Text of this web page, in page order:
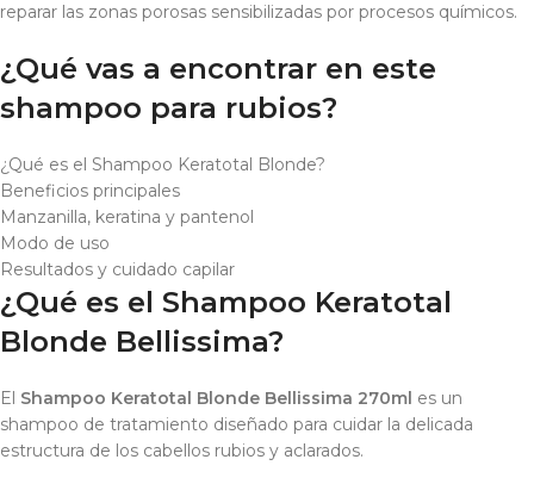
reparar las zonas porosas sensibilizadas por procesos químicos.
¿Qué vas a encontrar en este
shampoo para rubios?
¿Qué es el Shampoo Keratotal Blonde?
Beneficios principales
Manzanilla, keratina y pantenol
Modo de uso
Resultados y cuidado capilar
¿Qué es el Shampoo Keratotal
Blonde Bellissima?
El Shampoo Keratotal Blonde Bellissima 270ml es un
shampoo de tratamiento diseñado para cuidar la delicada
estructura de los cabellos rubios y aclarados.